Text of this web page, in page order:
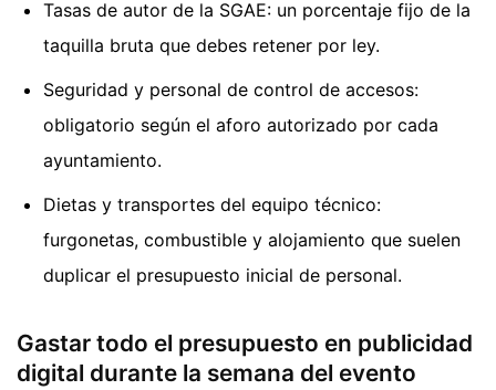
Tasas de autor de la SGAE: un porcentaje fijo de la
taquilla bruta que debes retener por ley.
Seguridad y personal de control de accesos:
obligatorio según el aforo autorizado por cada
ayuntamiento.
Dietas y transportes del equipo técnico:
furgonetas, combustible y alojamiento que suelen
duplicar el presupuesto inicial de personal.
Gastar todo el presupuesto en publicidad
digital durante la semana del evento